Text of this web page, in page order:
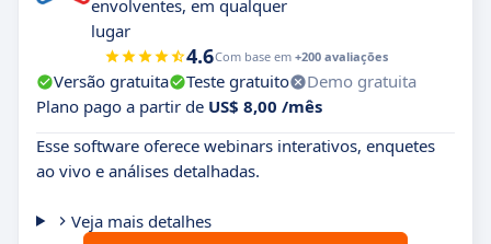
envolventes, em qualquer
lugar
4.6Com base em +200 avaliações
Versão gratuita Teste gratuito
Demo gratuita
Plano pago a partir de US$ 8,00 /mês
Esse software oferece webinars interativos, enquetes
ao vivo e análises detalhadas.
Veja mais detalhes